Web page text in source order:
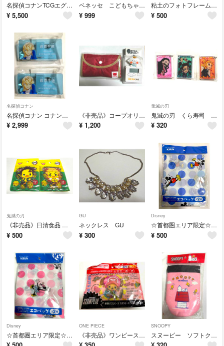
名探偵コナンTCGエグゼクティブコレクション（02）Highway in 2026
¥ 5,500
ベネッセ こどもちゃれんじ きいて はっけん！ なきごえナビ
¥ 999
粘土のフォトフレーム ねんど工作シリーズ
¥ 500
名探偵コナン
名探偵コナン コナンランド コナンアプリ アクリルネームバッジ 萩原千速 ２つセット
¥ 2,999
《非売品》コープオリジナル エコバッグ キッチンタイマー
¥ 1,200
鬼滅の刃
鬼滅の刃 くら寿司 コラボ キーホルダー 3点セット 炭治郎 禰󠄀豆子 杏寿郎
¥ 320
鬼滅の刃
《非売品》日清食品 鬼滅の刃 ひよこちゃん アクリルスタンド 2点セット 炭治郎 杏寿郎
¥ 500
GU
ネックレス GU
¥ 300
Disney
☆首都圏エリア限定☆キリンオリジナルディズニーデザイン エコバッグ
¥ 500
Disney
☆首都圏エリア限定☆キリンオリジナルディズニーデザイン エコバッグ
ONE PIECE
《非売品》ワンピース メッシュポーチ付き レジャーポーチ コカコーラコラボ
SNOOPY
スヌーピー ソフトクーラーバッグ ボトルタイプ S